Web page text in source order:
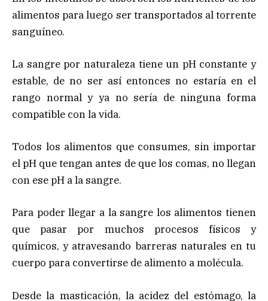
alimentos para luego ser transportados al torrente
sanguíneo.
La sangre por naturaleza tiene un pH constante y
estable, de no ser así entonces no estaría en el
rango normal y ya no sería de ninguna forma
compatible con la vida.
Todos los alimentos que consumes, sin importar
el pH que tengan antes de que los comas, no llegan
con ese pH a la sangre.
Para poder llegar a la sangre los alimentos tienen
que pasar por muchos procesos físicos y
químicos, y atravesando barreras naturales en tu
cuerpo para convertirse de alimento a molécula.
Desde la masticación, la acidez del estómago, la